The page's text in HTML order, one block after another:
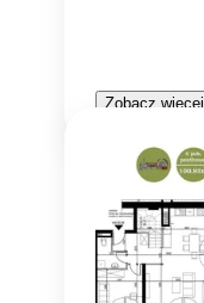
Zobacz więcej